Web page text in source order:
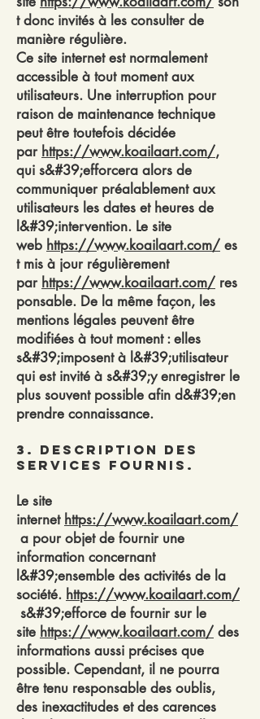
t donc invités à les consulter de
manière régulière.
Ce site internet est normalement
accessible à tout moment aux
utilisateurs. Une interruption pour
raison de maintenance technique
peut être toutefois décidée
par https://www.koailaart.com/,
qui s&#39;efforcera alors de
communiquer préalablement aux
utilisateurs les dates et heures de
l&#39;intervention. Le site
web https://www.koailaart.com/ es
t mis à jour régulièrement
par https://www.koailaart.com/ res
ponsable. De la même façon, les
mentions légales peuvent être
modifiées à tout moment : elles
s&#39;imposent à l&#39;utilisateur
qui est invité à s&#39;y enregistrer le
plus souvent possible afin d&#39;en
prendre connaissance.
3. Description des
services fournis.
Le site
internet https://www.koailaart.com/
a pour objet de fournir une
information concernant
l&#39;ensemble des activités de la
société. https://www.koailaart.com/
s&#39;efforce de fournir sur le
site https://www.koailaart.com/ des
informations aussi précises que
possible. Cependant, il ne pourra
être tenu responsable des oublis,
des inexactitudes et des carences